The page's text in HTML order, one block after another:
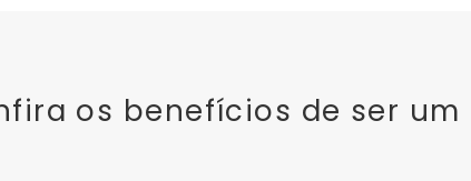
os benefícios de ser um